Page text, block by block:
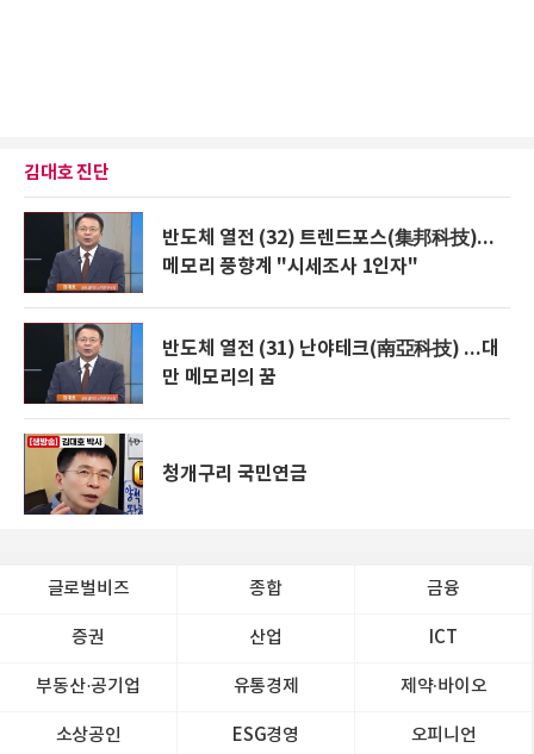
김대호 진단
반도체 열전 (32) 트렌드포스(集邦科技)...
메모리 풍향계 "시세조사 1인자"
반도체 열전 (31) 난야테크(南亞科技) ...대
만 메모리의 꿈
청개구리 국민연금
글로벌비즈 종합 금융
증권 산업 ICT
부동산·공기업 유통경제 제약∙바이오
소상공인 ESG경영 오피니언